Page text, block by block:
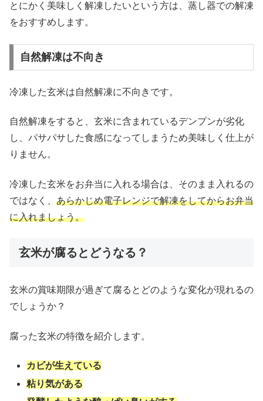
とにかく美味しく解凍したいという方は、蒸し器での解凍
をおすすめします。
自然解凍は不向き
冷凍した玄米は自然解凍に不向きです。
自然解凍をすると、玄米に含まれているデンプンが劣化
し、パサパサした食感になってしまうため美味しく仕上が
りません。
冷凍した玄米をお弁当に入れる場合は、そのまま入れるの
ではなく、 あらかじめ電子レンジで解凍をしてからお弁当
に入れましょう。
玄米が腐るとどうなる？
玄米の賞味期限が過ぎて腐るとどのような変化が現れるの
でしょうか？
腐った玄米の特徴を紹介します。
カビが生えている
粘り気がある